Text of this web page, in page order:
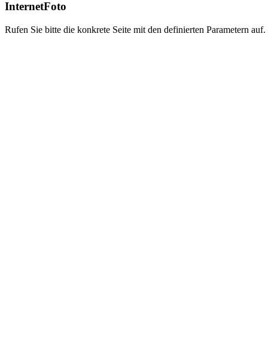
InternetFoto
Rufen Sie bitte die konkrete Seite mit den definierten Parametern auf.